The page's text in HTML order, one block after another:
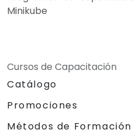
Minikube
Cursos de Capacitación
Catálogo
Promociones
Métodos de Formación